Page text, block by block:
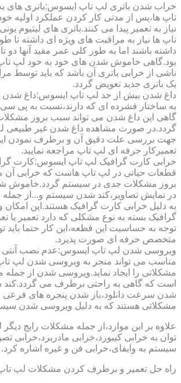
خراب شدن باتری لپ تاپ ایسوس:باتری های
تاپ ها،پس از مدتی کار کردن عملکرد اولیه
نیاز به تعمیر پیدا می کنند.باتری های لیتیوم
تاپ ها نیاز به مراقبت های ویژه ای داشته تا
داشته باشند اما به طور کلی عمر مفید آنها دو
بود.گاهی خاموش شدن های خود به خود لپ
ناشی از خرابی باتری آن باشد که باید توسط
یک باتری جدید تعویض گردد.
داغ شدن بیش از حد لپ تاپ ایسوس:داغ شدن
به ساختار فشرده ای که دارند،نسبت به پی
گاهی این داغ شدن می تواند سبب بروز
گردد.در صورت مشاهده داغ شدن غیر طبیعی
جهت بررسی علت دقیق آن و برطرف نمودن
تعمیرکار حرفه ای لپ تاپ مراجعه نمایید.
خرابی کارت گرافیک لپ تاپ ایسوس:کارت
قطعات حیاتی در لپ تاپ هاست که خرابی آن
بروز مشکلات جدی در سیستم گردد.خاموش
در نمایش تصاویر،کند شدن سیستم و...از
به دلیل خرابی کارت گرافیک هستند.این امکان
گرافیک بسته به نوع مشکلی که دارد تعمیر یا
توجه به حساسیت این قطعه،این کار حتما باید
متخصص حرفه ای صورت پذیرد.
ویروسی شدن لپ تاپ ایسوس:عدم نصب
مناسب می تواند منجر به ویروسی شدن لپ
مشکلاتی را ایجاد نماید.ویروسی شدن از
است که گاهی به راحتی برطرف می
شدن سرعت دانلود،باز شدن پنجره های فرعی
مشکلاتی هستند که به دلیل ویروسی شدن
علاوه بر این موارد،از جمله مشکلات رایج
توان به خرابی کیبورد،خرابی مادربرد،خرابی
سیستم به وایفای،خرابی فن و غیره اشاره کرد.
راه حل تعمیر و برطرف کردن مشکلات لپ